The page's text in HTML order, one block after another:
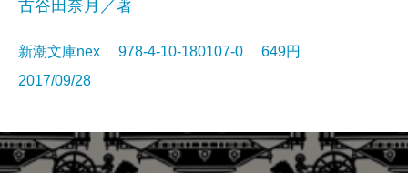
古谷田奈月／著
新潮文庫nex 978-4-10-180107-0 649円
2017/09/28